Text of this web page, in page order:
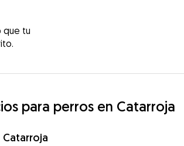
que tu
para perros en Catarroja